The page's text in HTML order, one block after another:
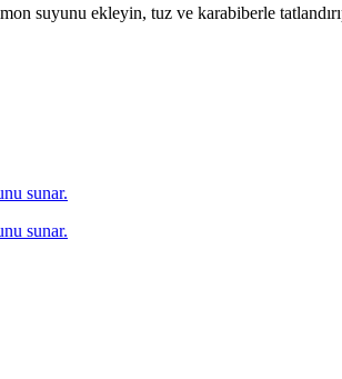
suyunu ekleyin, tuz ve karabiberle
sunar.
sunar.